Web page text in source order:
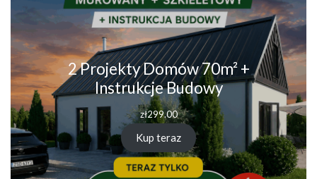
2 Projekty Domów 70m² +
Instrukcje Budowy
zł299.00
Kup teraz